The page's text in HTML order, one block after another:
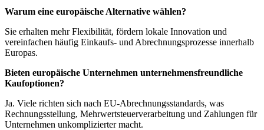
Warum eine europäische Alternative wählen?
Sie erhalten mehr Flexibilität, fördern lokale Innovation und
vereinfachen häufig Einkaufs- und Abrechnungsprozesse innerhalb
Europas.
Bieten europäische Unternehmen unternehmensfreundliche
Kaufoptionen?
Ja. Viele richten sich nach EU-Abrechnungsstandards, was
Rechnungsstellung, Mehrwertsteuerverarbeitung und Zahlungen für
Unternehmen unkomplizierter macht.